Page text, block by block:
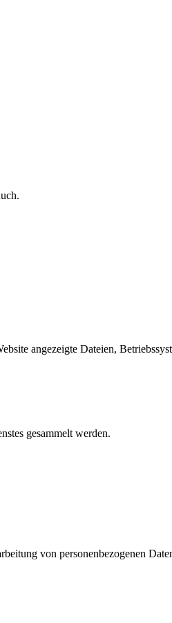
angezeigte Dateien,
gesammelt werden.
von personenbezogenen